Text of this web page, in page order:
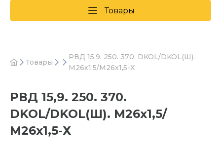
Товары
Товары
РВД 15,9. 250. 370. DKOL/DKOL(Ш).
М26х1,5/М26х1,5-Х
РВД 15,9. 250. 370.
DKOL/DKOL(Ш). М26х1,5/
М26х1,5-Х